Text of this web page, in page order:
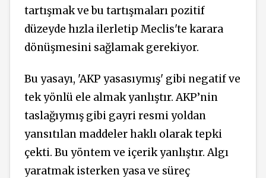
tartışmak ve bu tartışmaları pozitif
düzeyde hızla ilerletip Meclis'te karara
dönüşmesini sağlamak gerekiyor.
Bu yasayı, 'AKP yasasıymış' gibi negatif ve
tek yönlü ele almak yanlıştır. AKP’nin
taslağıymış gibi gayri resmi yoldan
yansıtılan maddeler haklı olarak tepki
çekti. Bu yöntem ve içerik yanlıştır. Algı
yaratmak isterken yasa ve süreç